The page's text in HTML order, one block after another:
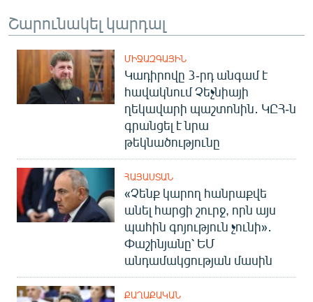
Շարունակել կարդալ
ՄԻՋԱԶԳԱՅԻՆ
Կադիրովը 3-րդ անգամ է
հավակնում Չեչնիայի
ղեկավարի պաշտոնին․ ԿԸՀ-ն
գրանցել է նրա
թեկնածությունը
ՀԱՅԱՍՏԱՆ
«Չենք կարող հանրաքվե
անել հարցի շուրջ, որն այս
պահին գոյություն չունի»․
Փաշինյանը՝ ԵՄ
անդամակցության մասին
ՔԱՂԱՔԱԿԱՆ